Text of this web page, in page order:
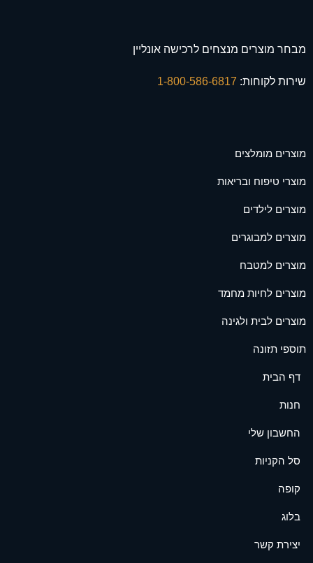
מבחר מוצרים מנצחים לרכישה אונליין
שירות לקוחות:
מוצרים מומלצים
מוצרי טיפוח ובריאות
מוצרים לילדים
מוצרים למבוגרים
מוצרים למטבח
מוצרים לחיות מחמד
מוצרים לבית ולגינה
תוספי תזונה
דף הבית
חנות
החשבון שלי
סל הקניות
קופה
בלוג
יצירת קשר